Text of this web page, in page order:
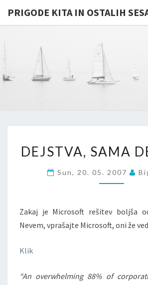
PRIGODE KITA IN OSTALIH
And
SAMA
DEJSTVA!
DEJSTVA, SAMA
Sun, 20. 05. 2007
Zakaj je Microsoft rešitev boljša
Nevem, vprašajte Microsoft, oni že
Klik
“An overwhelming 88% of